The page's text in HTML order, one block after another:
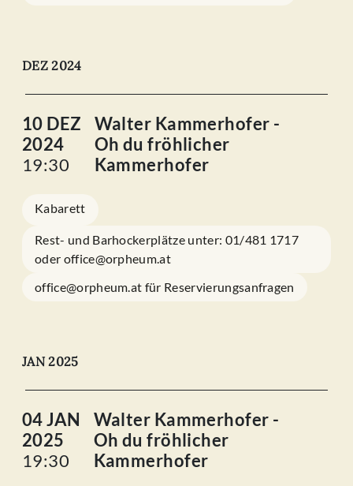
DEZ 2024
10 DEZ
2024
19:30
Walter Kammerhofer -
Oh du fröhlicher
Kammerhofer
Kabarett
Rest- und Barhockerplätze unter: 01/481 1717
oder office@orpheum.at
office@orpheum.at für Reservierungsanfragen
JAN 2025
04 JAN
2025
19:30
Walter Kammerhofer -
Oh du fröhlicher
Kammerhofer